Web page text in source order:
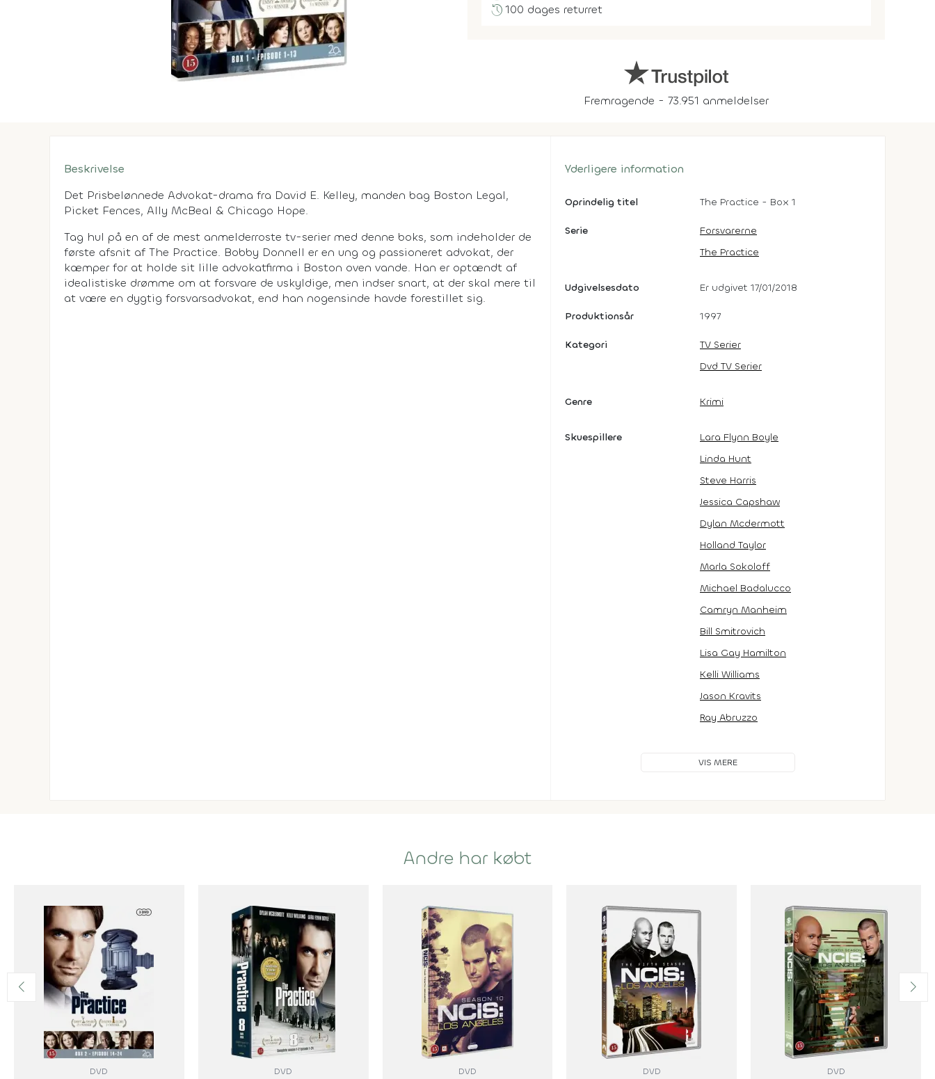
history100 dages returret
Fremragende - 73.951 anmeldelser
Beskrivelse
Det Prisbelønnede Advokat-drama fra David E. Kelley, manden bag Boston Legal,
Picket Fences, Ally McBeal & Chicago Hope.
Tag hul på en af de mest anmelderroste tv-serier med denne boks, som indeholder de
første afsnit af The Practice. Bobby Donnell er en ung og passioneret advokat, der
kæmper for at holde sit lille advokatfirma i Boston oven vande. Han er optændt af
idealistiske drømme om at forsvare de uskyldige, men indser snart, at der skal mere til
at være en dygtig forsvarsadvokat, end han nogensinde havde forestillet sig.
Yderligere information
Oprindelig titel The Practice - Box 1
Serie
Forsvarerne
The Practice
Udgivelsesdato Er udgivet 17/01/2018
Produktionsår 1997
Kategori
TV Serier
Dvd TV Serier
Genre Krimi
Skuespillere
Lara Flynn Boyle
Linda Hunt
Steve Harris
Jessica Capshaw
Dylan Mcdermott
Holland Taylor
Marla Sokoloff
Michael Badalucco
Camryn Manheim
Bill Smitrovich
Lisa Gay Hamilton
Kelli Williams
Jason Kravits
Ray Abruzzo
VIS MERE
Andre har købt
DVD DVD DVD DVD DVD